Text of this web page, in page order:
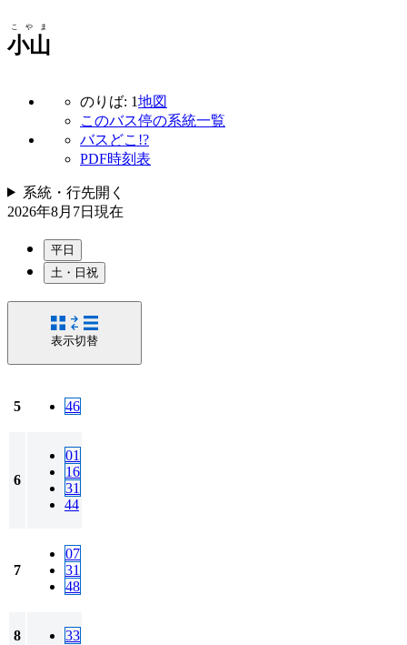
小山
こやま
のりば: 1地図
このバス停の系統一覧
バスどこ!?
PDF時刻表
系統・行先開く
2026年8月7日 現在
平日
土・日祝
表示切替
5 46
6
01
16
31
44
7
07
31
48
8 33